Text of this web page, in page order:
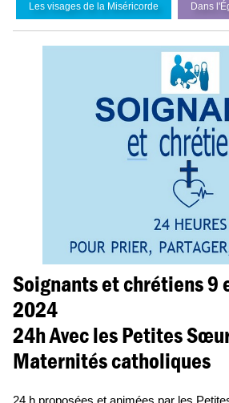
Les visages de la Miséricorde Dans l'É
Soignants et chrétiens 9
2024
24h Avec les Petites
Maternités catholiques
24 h proposées et animées par les